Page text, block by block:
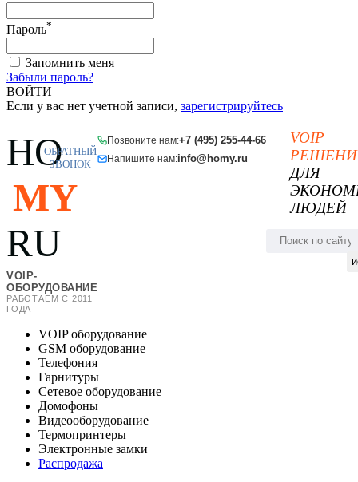
Пароль*
Запомнить меня
Забыли пароль?
ВОЙТИ
Если у вас нет учетной записи, зарегистрируйтесь
HO
MY
RU
VOIP-
ОБОРУДОВАНИЕ
РАБОТАЕМ С 2011
ГОДА
Позвоните нам:+7 (495) 255-44-66
Напишите нам:info@homy.ru
ОБРАТНЫЙ
ЗВОНОК
VOIP
ДЛЯ
ЛЮДЕЙ
VOIP оборудование
GSM оборудование
Телефония
Гарнитуры
Сетевое оборудование
Домофоны
Видеооборудование
Термопринтеры
Электронные замки
Распродажа